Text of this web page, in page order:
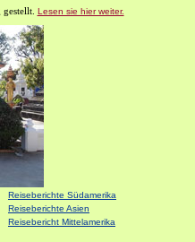
Lesen sie hier weiter.
Reiseberichte Südamerika
Reiseberichte Asien
Reisebericht Mittelamerika